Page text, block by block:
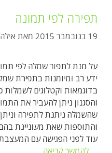
תפירה לפי תמונה
19 בנובמבר 2015 מאת
על מנת לתפור שמלה לפי
ידע רב ומיומנות בתפירת
בדוגמאות וקטלוגים
והסגנון ניתן להעביר את
שהשמלה ניתנת לתפירה
והתוספות שאת מעוניינת
עוד לפני הפגישה עם